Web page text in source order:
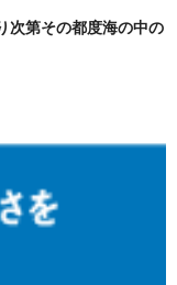
次第その都度海の中の